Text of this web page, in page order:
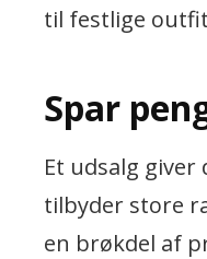
til festlige
Spar
Et udsalg
tilbyder store
en brøkdel af